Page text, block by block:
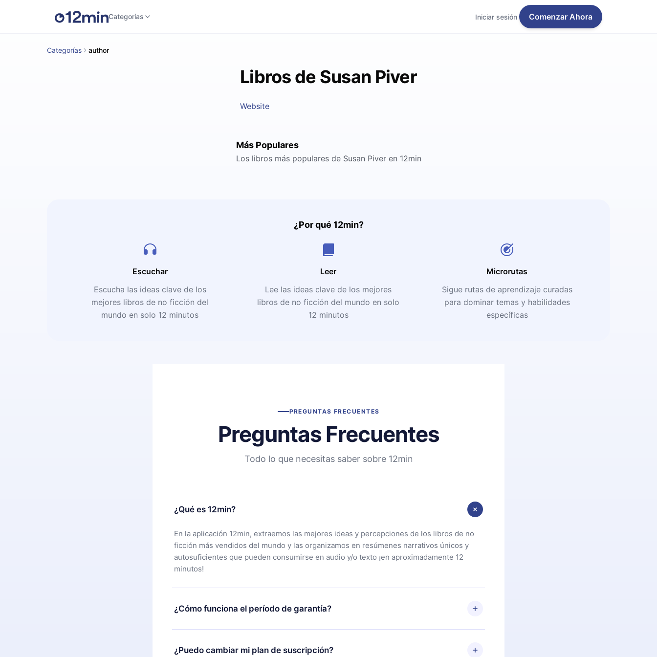
Categorías Iniciar sesión Comenzar Ahora
Categorías author
Libros de Susan Piver
Website
Más Populares
Los libros más populares de Susan Piver en 12min
¿Por qué 12min?
Escuchar
Escucha las ideas clave de los
mejores libros de no ficción del
mundo en solo 12 minutos
Leer
Lee las ideas clave de los mejores
libros de no ficción del mundo en solo
12 minutos
Microrutas
Sigue rutas de aprendizaje curadas
para dominar temas y habilidades
específicas
PREGUNTAS FRECUENTES
Preguntas Frecuentes
Todo lo que necesitas saber sobre 12min
¿Qué es 12min?
En la aplicación 12min, extraemos las mejores ideas y percepciones de los libros de no
ficción más vendidos del mundo y las organizamos en resúmenes narrativos únicos y
autosuficientes que pueden consumirse en audio y/o texto ¡en aproximadamente 12
minutos!
¿Cómo funciona el período de garantía?
Puedes descargar nuestra aplicación y comenzar a disfrutar de nuestra biblioteca. Si por
alguna razón no estás satisfecho con nuestra plataforma, simplemente contacta a
¿Puedo cambiar mi plan de suscripción?